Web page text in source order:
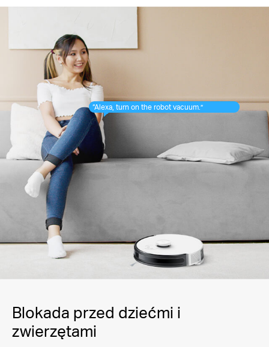
“Alexa, turn on the robot vacuum.”
Blokada przed dziećmi i
zwierzętami